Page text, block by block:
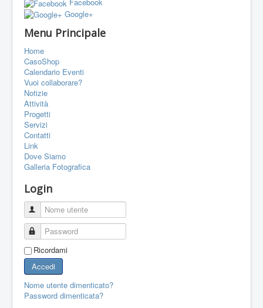
L'ASSOCIAZIONE
PROGETTI
PORTFOLIO
CONTATTI
LINK
FORUM
Google+
Menu Principale
Home
CasoShop
Calendario Eventi
Vuoi collaborare?
Notizie
Attività
Progetti
Servizi
Contatti
Link
Dove Siamo
Galleria Fotografica
Login
Nome utente
Password
Ricordami
Accedi
Nome utente dimenticato?
Password dimenticata?